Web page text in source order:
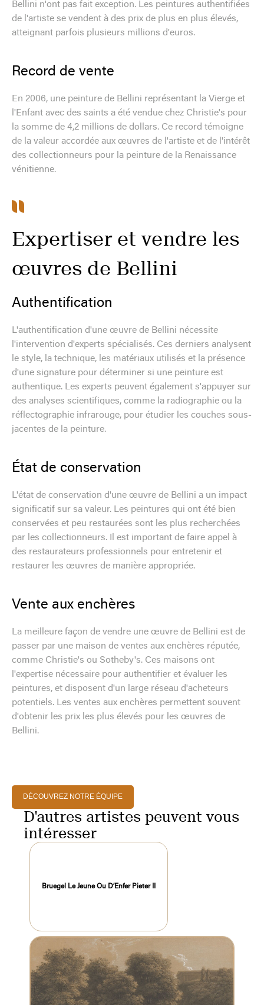
Bellini n'ont pas fait exception. Les peintures authentifiées
de l'artiste se vendent à des prix de plus en plus élevés,
atteignant parfois plusieurs millions d'euros.
Record de vente
En 2006, une peinture de Bellini représentant la Vierge et
l'Enfant avec des saints a été vendue chez Christie's pour
la somme de 4,2 millions de dollars. Ce record témoigne
de la valeur accordée aux œuvres de l'artiste et de l'intérêt
des collectionneurs pour la peinture de la Renaissance
vénitienne.
Expertiser et vendre les
œuvres de Bellini
Authentification
L'authentification d'une œuvre de Bellini nécessite
l'intervention d'experts spécialisés. Ces derniers analysent
le style, la technique, les matériaux utilisés et la présence
d'une signature pour déterminer si une peinture est
authentique. Les experts peuvent également s'appuyer sur
des analyses scientifiques, comme la radiographie ou la
réflectographie infrarouge, pour étudier les couches sous-
jacentes de la peinture.
État de conservation
L'état de conservation d'une œuvre de Bellini a un impact
significatif sur sa valeur. Les peintures qui ont été bien
conservées et peu restaurées sont les plus recherchées
par les collectionneurs. Il est important de faire appel à
des restaurateurs professionnels pour entretenir et
restaurer les œuvres de manière appropriée.
Vente aux enchères
La meilleure façon de vendre une œuvre de Bellini est de
passer par une maison de ventes aux enchères réputée,
comme Christie's ou Sotheby's. Ces maisons ont
l'expertise nécessaire pour authentifier et évaluer les
peintures, et disposent d'un large réseau d'acheteurs
potentiels. Les ventes aux enchères permettent souvent
d'obtenir les prix les plus élevés pour les œuvres de
Bellini.
DÉCOUVREZ NOTRE ÉQUIPE
D'autres artistes peuvent vous
intéresser
Bruegel Le Jeune Ou D’Enfer Pieter II